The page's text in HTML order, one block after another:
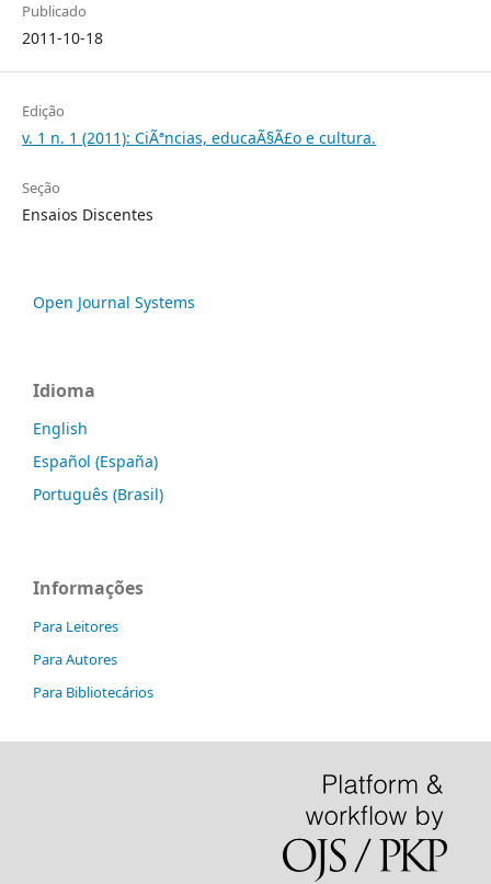
Publicado
2011-10-18
Edição
v. 1 n. 1 (2011): CiÃªncias, educaÃ§Ã£o e cultura.
Seção
Ensaios Discentes
Open Journal Systems
Idioma
English
Español (España)
Português (Brasil)
Informações
Para Leitores
Para Autores
Para Bibliotecários